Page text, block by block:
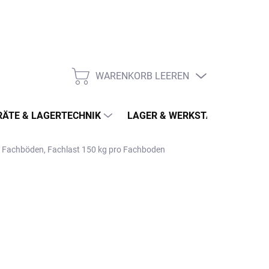
WARENKORB
WARENKORB LEEREN
& LAGERTECHNIK LAGER & WERKSTATT
Fachlast 150 kg pro Fachboden